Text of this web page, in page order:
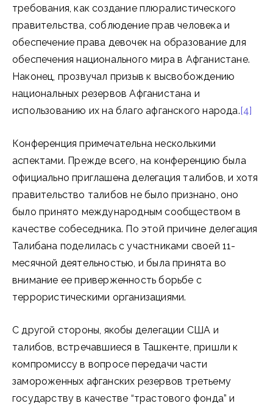
требования, как создание плюралистического
правительства, соблюдение прав человека и
обеспечение права девочек на образование для
обеспечения национального мира в Афганистане.
Наконец, прозвучал призыв к высвобождению
национальных резервов Афганистана и
использованию их на благо афганского народа.[4]
Конференция примечательна несколькими
аспектами. Прежде всего, на конференцию была
официально приглашена делегация талибов, и хотя
правительство талибов не было признано, оно
было принято международным сообществом в
качестве собеседника. По этой причине делегация
Талибана поделилась с участниками своей 11-
месячной деятельностью, и была принята во
внимание ее приверженность борьбе с
террористическими организациями.
С другой стороны, якобы делегации США и
талибов, встречавшиеся в Ташкенте, пришли к
компромиссу в вопросе передачи части
замороженных афганских резервов третьему
государству в качестве “трастового фонда” и